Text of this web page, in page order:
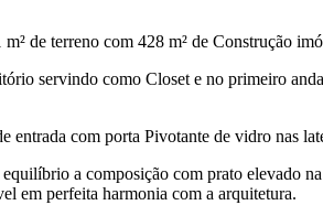
de terreno com 428 m² de Construção
servindo como Closet e no primeiro
entrada com porta Pivotante de vidro nas
a composição com prato elevado
em perfeita harmonia com a arquitetura.